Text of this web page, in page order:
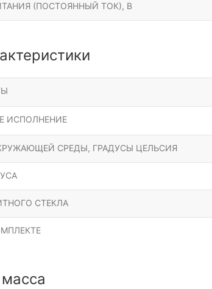
(ПОСТОЯННЫЙ ТОК), В
ИСПОЛНЕНИЕ
СРЕДЫ, ГРАДУСЫ ЦЕЛЬСИЯ
СТЕКЛА